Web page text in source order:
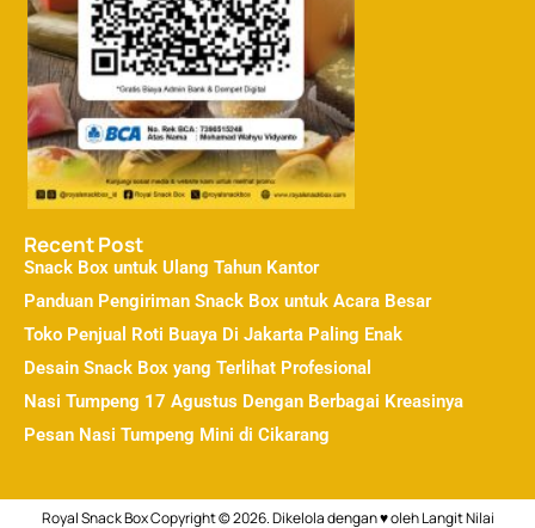
Recent Post
Snack Box untuk Ulang Tahun Kantor
Panduan Pengiriman Snack Box untuk Acara Besar
Toko Penjual Roti Buaya Di Jakarta Paling Enak
Desain Snack Box yang Terlihat Profesional
Nasi Tumpeng 17 Agustus Dengan Berbagai Kreasinya
Pesan Nasi Tumpeng Mini di Cikarang
Royal Snack Box Copyright © 2026. Dikelola dengan ♥ olehLangit Nilai
↓